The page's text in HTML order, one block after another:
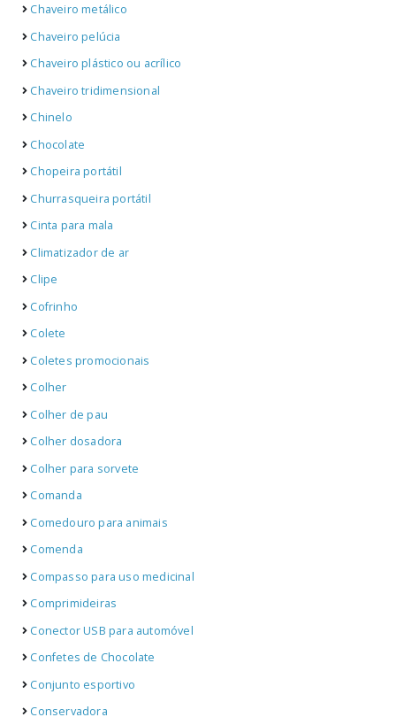
Chaveiro metálico
Chaveiro pelúcia
Chaveiro plástico ou acrílico
Chaveiro tridimensional
Chinelo
Chocolate
Chopeira portátil
Churrasqueira portátil
Cinta para mala
Climatizador de ar
Clipe
Cofrinho
Colete
Coletes promocionais
Colher
Colher de pau
Colher dosadora
Colher para sorvete
Comanda
Comedouro para animais
Comenda
Compasso para uso medicinal
Comprimideiras
Conector USB para automóvel
Confetes de Chocolate
Conjunto esportivo
Conservadora